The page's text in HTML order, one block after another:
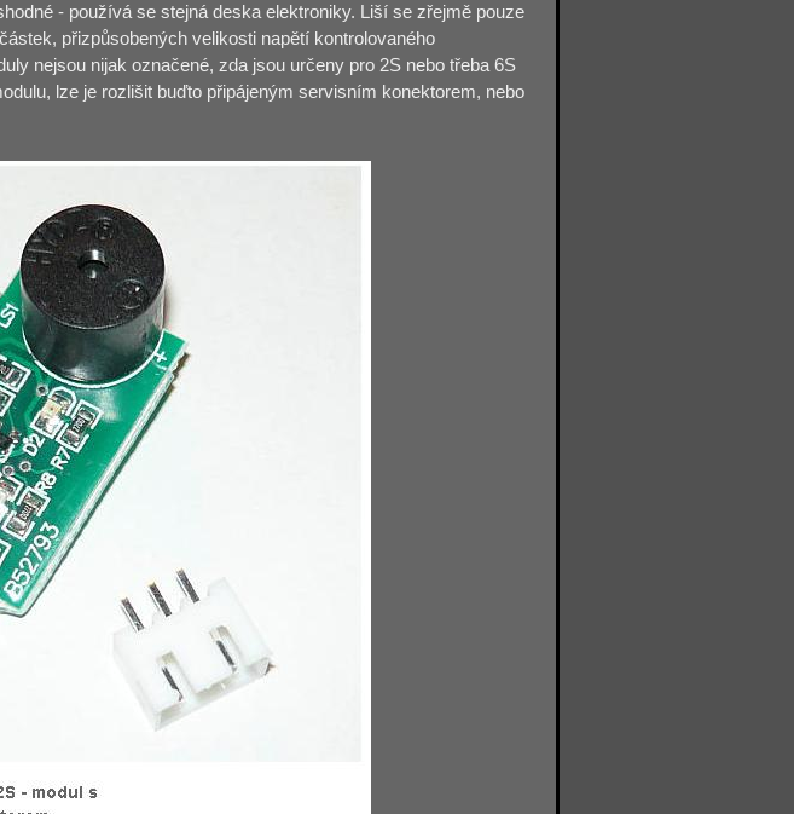
- používá se stejná deska elektroniky. Liší se zřejmě pouze
přizpůsobených velikosti napětí kontrolovaného
nejsou nijak označené, zda jsou určeny pro 2S nebo třeba 6S
lze je rozlišit buďto připájeným servisním konektorem, nebo